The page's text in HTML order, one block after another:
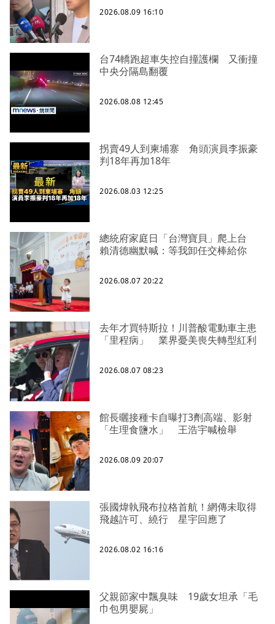
2026.08.09 16:10
台74轎跑超車失控自撞護欄 又衝撞
中央分隔島翻覆
2026.08.08 12:45
拐賣49人到柬埔寨 角頭演員李振豪
判18年再加18年
2026.08.03 12:25
總統府家庭日「台灣寶貝」爬上台
賴清德幽默喊：等我卸任交棒給你
2026.08.07 20:22
去年才買特斯拉！川普酸電動車主患
「里程病」 業界憂美喪失轉型紅利
2026.08.07 08:23
館長曬接種卡自曝打3劑高端、影射
「生理食鹽水」 王浩宇喊檢舉
2026.08.09 20:07
張國煒執飛布拉格首航！網傳未取得
飛越許可、繞行 星宇回應了
2026.08.02 16:16
父親節家中飄臭味 19歲女坦承「毛
巾包男嬰屍」